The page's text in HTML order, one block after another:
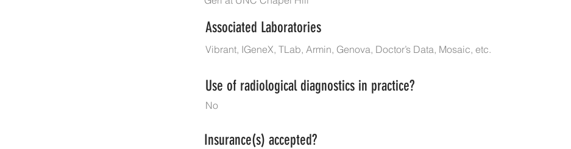
Associated Laboratories
Vibrant, IGeneX, TLab, Armin, Genova, Doctor’s Data, Mosaic, etc.
Use of radiological diagnostics in practice?
No
Insurance(s) accepted?